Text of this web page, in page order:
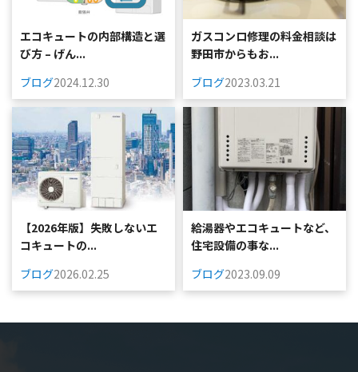
エコキュートの内部構造と選
び方 – げん...
ブログ2024.12.30
ガスコンロ修理の料金相談は
野田市からもお...
ブログ2023.03.21
【2026年版】失敗しないエ
コキュートの...
ブログ2026.02.25
給湯器やエコキュートなど、
住宅設備の事な...
ブログ2023.09.09